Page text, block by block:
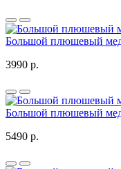
Большой плюшевый
3990 р.
Большой плюшевый
5490 р.